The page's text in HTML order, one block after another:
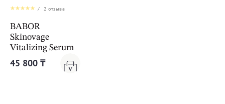
/ 2 отзыва
BABOR
Skinovage
Vitalizing Serum
45 800 ₸